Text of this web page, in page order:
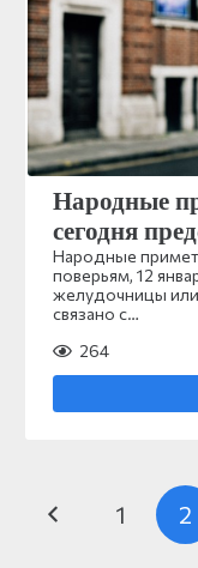
Народные
сегодня
Народные
поверьям, 12
желудочницы
связано с…
264
1 2